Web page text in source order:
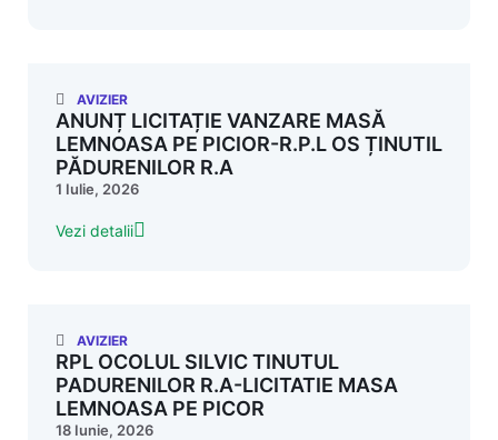
AVIZIER
ANUNȚ LICITAȚIE VANZARE MASĂ
LEMNOASA PE PICIOR-R.P.L OS ȚINUTIL
PĂDURENILOR R.A
1 Iulie, 2026
Vezi detalii
AVIZIER
RPL OCOLUL SILVIC TINUTUL
PADURENILOR R.A-LICITATIE MASA
LEMNOASA PE PICOR
18 Iunie, 2026